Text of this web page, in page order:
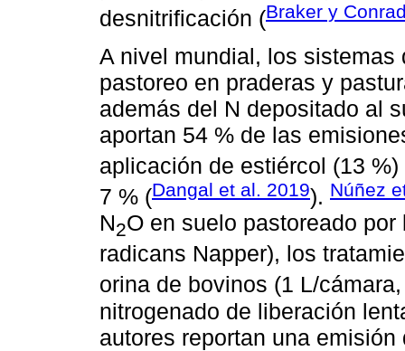
desnitrificación (Braker y
A nivel mundial, los
pastoreo en praderas y
además del N depositado al
aportan 54 % de las
aplicación de estiércol (13
7 % (Dangal et al. 2019). Núñez
N2O en suelo pastoreado
radicans Napper), los
orina de bovinos (1 L/
nitrogenado de liberación
autores reportan una emisión